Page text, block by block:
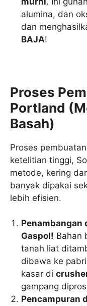
alumina, dan
dan
BAJA!
Proses
Portland
Basah)
Proses
ketelitian tinggi,
metode, kering
banyak dipakai
lebih efisien.
Penambangan
Gaspol! Bahan
tanah liat
dibawa ke
kasar di
gampang
Pencampuran